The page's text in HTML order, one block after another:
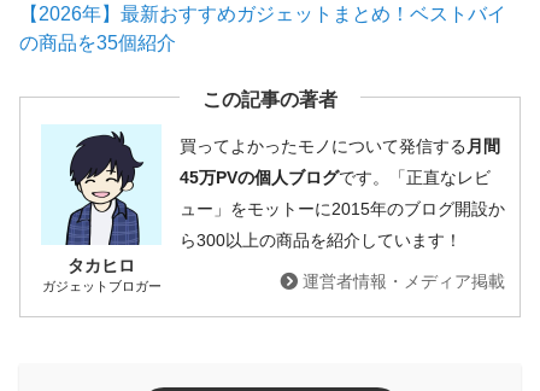
【2026年】最新おすすめガジェットまとめ！ベストバイ
の商品を35個紹介
この記事の著者
タカヒロ
ガジェットブロガー
買ってよかったモノについて発信する 月間
45万PVの個人ブログです。「正直なレビ
ュー」をモットーに2015年のブログ開設か
ら300以上の商品を紹介しています！
運営者情報・メディア掲載